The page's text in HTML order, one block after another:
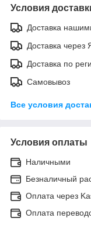
Условия
Доставка
Доставка через
Доставка по
Самовывоз
Все условия
Условия оплаты
Наличными
Безналичный
Оплата через
Оплата